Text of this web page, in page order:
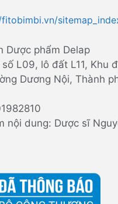
Dược phẩm Delap
L09, lô đất L11, Khu
Dương Nội, Thành
nội dung: Dược sĩ